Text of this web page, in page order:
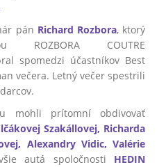
pán Richard Rozbora, ktorý
COUTRE
spomedzi účastníkov Best
večera. Letný večer spestrili
mohli prítomní obdivovať
Szakállovej, Richarda
Alexandry Vidic, Valérie
autá spoločnosti HEDIN